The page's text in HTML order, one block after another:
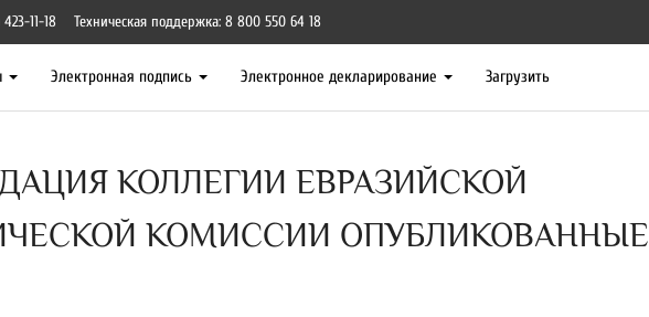
11-18 Техническая поддержка: 8 800 550 64 18
Электронная подпись Электронное декларирование Загрузить
КОЛЛЕГИИ ЕВРАЗИЙСКОЙ
КОМИССИИ ОПУБЛИКОВАННЫЕ